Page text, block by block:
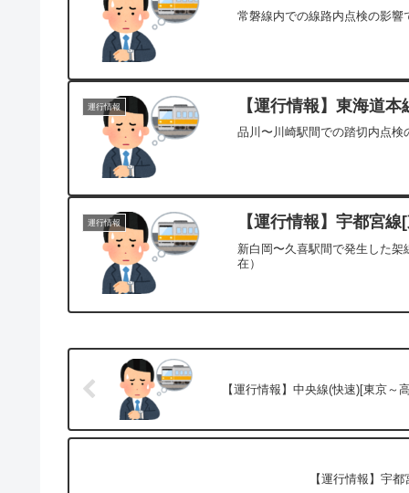
常磐線内での線路内点検の影響
運行情報 【運行情報】東海道
品川〜川崎駅間での踏切内点検
運行情報 【運行情報】宇都宮
新白岡〜久喜駅間で発生した
在）
【運行情報】中央線(快速)[東京～
【運行情報】宇